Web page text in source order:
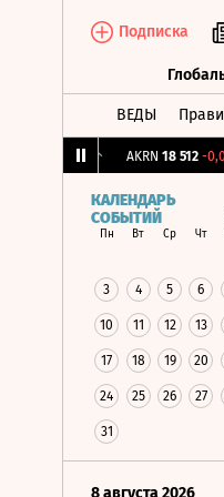
Подписка
ВЕДЫ
AKRN 18 512 -0,02%
КАЛЕНДАРЬ
СОБЫТИЙ
Пн Вт Ср Чт
3 4 5 6
10 11 12 13
17 18 19 20
24 25 26 27
31
8 августа 2026